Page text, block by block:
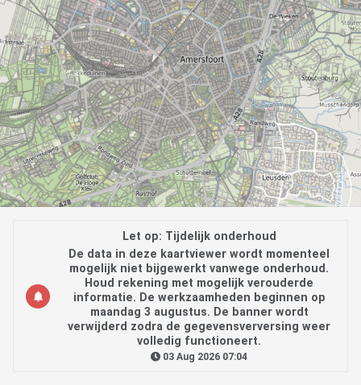
Let op: Tijdelijk onderhoud
De data in deze kaartviewer wordt momenteel
mogelijk niet bijgewerkt vanwege onderhoud.
Houd rekening met mogelijk verouderde
informatie. De werkzaamheden beginnen op
maandag 3 augustus. De banner wordt
verwijderd zodra de gegevensverversing weer
volledig functioneert.
03 Aug 2026 07:04